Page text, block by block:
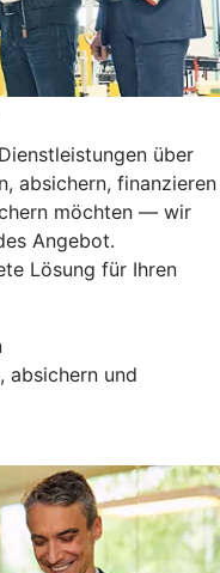
über
absichern, finanzieren
möchten — wir
Angebot.
Lösung für Ihren
absichern und